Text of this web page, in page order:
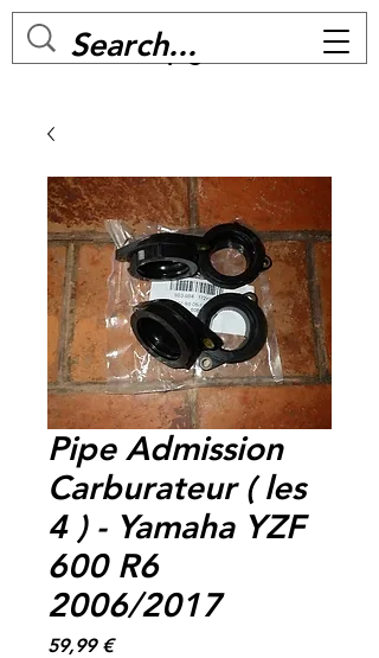
MC BIKE Perpignan
Pipe Admission
Carburateur ( les
4 ) - Yamaha YZF
600 R6
2006/2017
59,99 €Prix